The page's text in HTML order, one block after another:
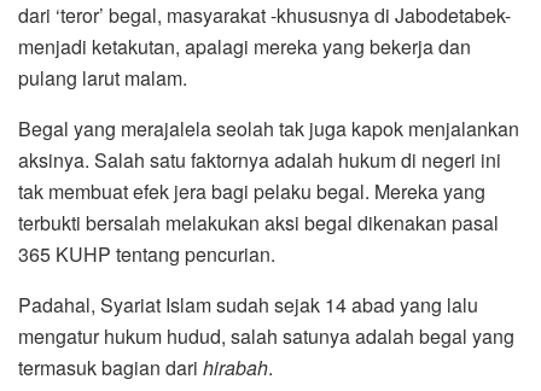
dari ‘teror’ begal, masyarakat -khususnya di Jabodetabek-
menjadi ketakutan, apalagi mereka yang bekerja dan
pulang larut malam.
Begal yang merajalela seolah tak juga kapok menjalankan
aksinya. Salah satu faktornya adalah hukum di negeri ini
tak membuat efek jera bagi pelaku begal. Mereka yang
terbukti bersalah melakukan aksi begal dikenakan pasal
365 KUHP tentang pencurian.
Padahal, Syariat Islam sudah sejak 14 abad yang lalu
mengatur hukum hudud, salah satunya adalah begal yang
termasuk bagian dari hirabah.